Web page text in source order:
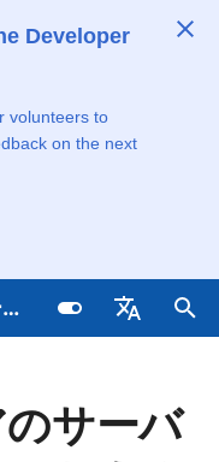
Developer
volunteers to
on the next
ウィキメディア開発者ポータル
English
English (United
サーバ